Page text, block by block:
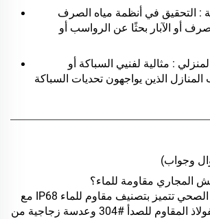
: التحقيق في أنظمة مياه الصرف
أو الآبار بحثًا عن الرواسب أو
: مثالية لفنيي السباكة أو
وجواب)
الصحي
تتميز بتصنيف مقاوم للماء IP68 مع
غلاف مصنوع من الفولاذ المقاوم للصدأ #304 وعدسة زجاجية من